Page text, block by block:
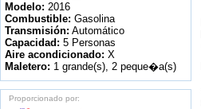
Modelo: 2016
Combustible: Gasolina
Transmisión: Automático
Capacidad: 5 Personas
Aire acondicionado: X
Maletero: 1 grande(s), 2 peque�a(s)
Proporcionado por: